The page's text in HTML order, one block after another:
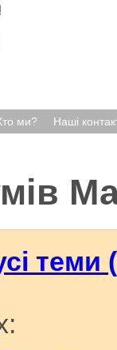
ми? Наші
теми